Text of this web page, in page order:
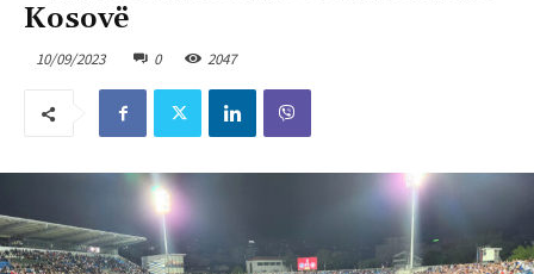
Kosovë
10/09/2023 0 2047